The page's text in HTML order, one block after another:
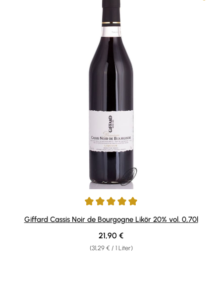
Durchschnittliche Bewertung von 5 von 5 Sternen
Giffard Cassis Noir de Bourgogne Likör 20% vol. 0,70l
(31,29 € / 1 Liter)
Regulärer Preis:
21,90 €